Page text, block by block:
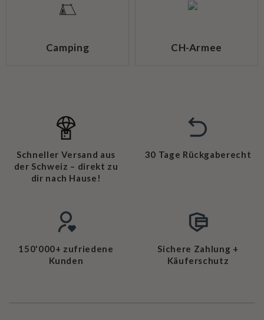
Camping CH-Armee
Schneller Versand aus
der Schweiz – direkt zu
dir nach Hause!
30 Tage Rückgaberecht
150'000+ zufriedene
Kunden
Sichere Zahlung +
Käuferschutz